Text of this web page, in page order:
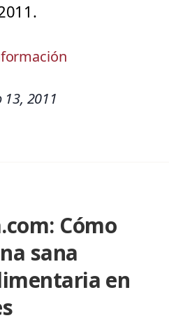
13, 2011
Cómo
sana
en